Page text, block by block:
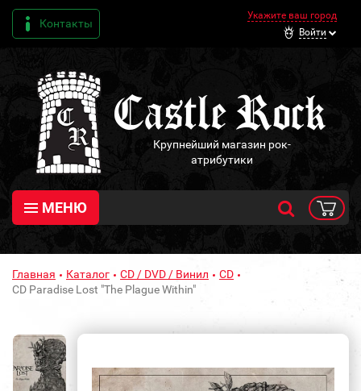
Контакты
Укажите ваш город
Войти
Крупнейший магазин рок-
атрибутики
МЕНЮ
Главная Каталог CD / DVD / Винил
CD
CD Paradise Lost "The Plague Within"